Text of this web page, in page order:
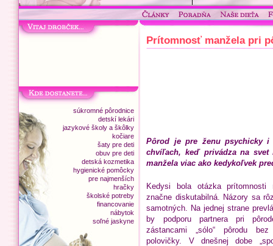
súkromné pôrodnice
detskí lekári
jazykové školy a škôlky
kočiare
šaty pre deti
obuv pre deti
detská kozmetika
hygienické pomôcky
pre najmenších
hračky
školské potreby
financovanie
nábytok
soľné jaskyne
Prítomnosť manžela pri
Pôrod je pre ženu psychicky i
chvíľach, keď privádza na svet
manžela viac ako kedykoľvek
Kedysi bola otázka prítomnosti
značne diskutabilná. Názory sa
samotných. Na jednej strane
by podporu partnera pri
zástancami „sólo“ pôrodu
polovičky. V dnešnej dobe